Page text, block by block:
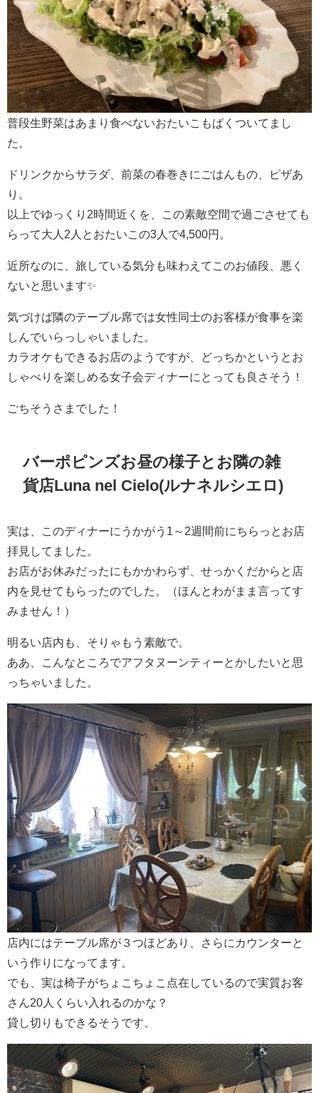
普段生野菜はあまり食べないおたいこもぱくついてまし
た。
ドリンクからサラダ、前菜の春巻きにごはんもの、ピザあ
り。
以上でゆっくり2時間近くを、この素敵空間で過ごさせても
らって大人2人とおたいこの3人で4,500円。
近所なのに、旅している気分も味わえてこのお値段、悪く
ないと思います✨
気づけば隣のテーブル席では女性同士のお客様が食事を楽
しんでいらっしゃいました。
カラオケもできるお店のようですが、どっちかというとお
しゃべりを楽しめる女子会ディナーにとっても良さそう！
ごちそうさまでした！
バーポピンズお昼の様子とお隣の雑
貨店Luna nel Cielo(ルナネルシエロ)
実は、このディナーにうかがう1～2週間前にちらっとお店
拝見してました。
お店がお休みだったにもかかわらず、せっかくだからと店
内を見せてもらったのでした。（ほんとわがまま言ってす
みません！）
明るい店内も、そりゃもう素敵で。
ああ、こんなところでアフタヌーンティーとかしたいと思
っちゃいました。
店内にはテーブル席が３つほどあり、さらにカウンターと
いう作りになってます。
でも、実は椅子がちょこちょこ点在しているので実質お客
さん20人くらい入れるのかな？
貸し切りもできるそうです。